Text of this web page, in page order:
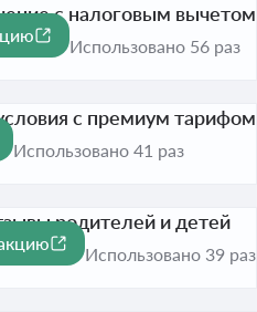
с налоговым вычетом
Использовано 56 раз
с премиум тарифом
Использовано 41 раз
родителей и детей
Использовано 39 раз